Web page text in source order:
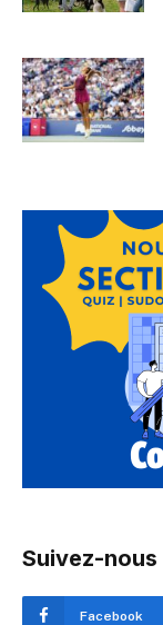
Suivez-nous
Facebook